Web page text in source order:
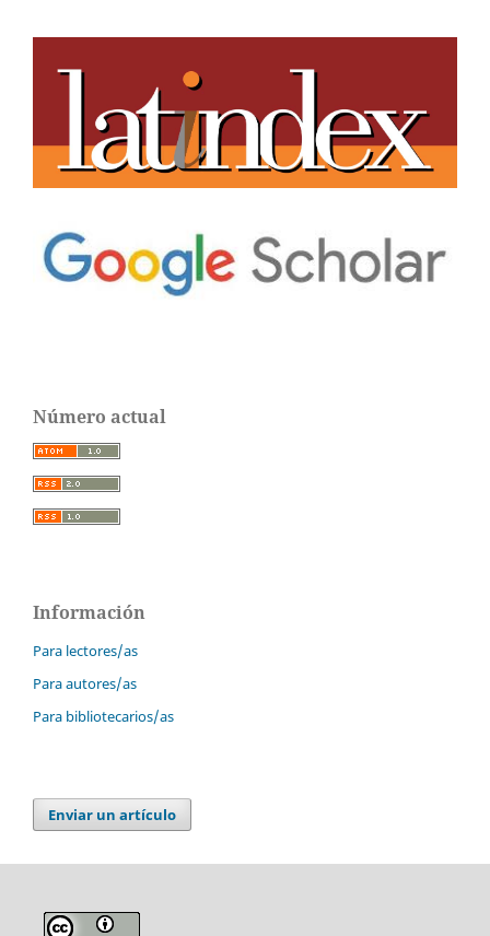
Número actual
Información
Para lectores/as
Para autores/as
Para bibliotecarios/as
Enviar un artículo